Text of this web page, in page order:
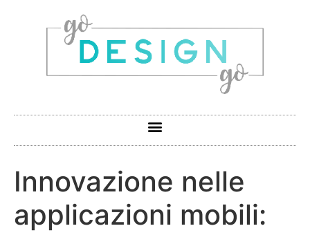
Innovazione nelle
applicazioni mobili: